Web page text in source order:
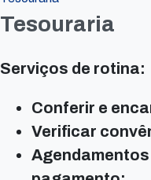
Tesouraria
Serviços de rotina:
Conferir e
Verificar